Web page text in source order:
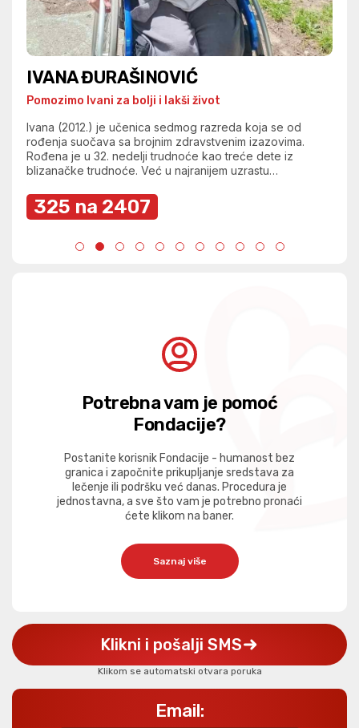
VUKAŠIN TODOROVIĆ
Pomozimo Vukašinu za lepše detinjstvo
Vukašin (2022.) je dečak sa dijagnozom iz spektra
autizma (F84). Tokom odrastanja suočava se sa
izazovima u komunikaciji, socijalnim interakcijama i
svakodnevnom funkcionisanju. Prisutan je stereotipan i
samoregulaciji i prilagođavanju svakodnevnim situacijama.
326 na 2407
Potrebna vam je pomoć
Fondacije?
Postanite korisnik Fondacije - humanost bez
granica i započnite prikupljanje sredstava za
lečenje ili podršku već danas. Procedura je
jednostavna, a sve što vam je potrebno pronaći
ćete klikom na baner.
Saznaj više
Klikni i pošalji SMS
Klikom se automatski otvara poruka
Email: